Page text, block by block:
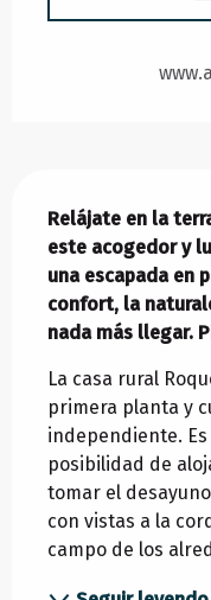
Relájate en la
este acogedor y
una escapada en
confort, la
nada más llegar.
La casa rural
primera planta y
independiente.
posibilidad de
tomar el
con vistas a la
campo de los